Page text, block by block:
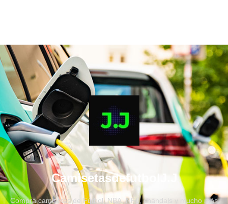
CamisetasdefutbolJ.J
Compra camisetas de Fútbol, NBA, NFL, chandals y mucho más